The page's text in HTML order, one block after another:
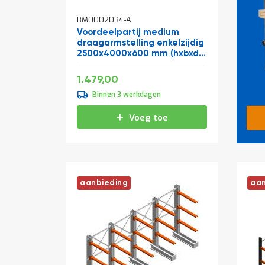
BM0002034-A
Voordeelpartij medium
draagarmstelling enkelzijdig
2500x4000x600 mm (hxbxd)
4 niveaus
Speciale
prijs
1.479,00
Binnen 3 werkdagen
Voeg toe
aanbieding